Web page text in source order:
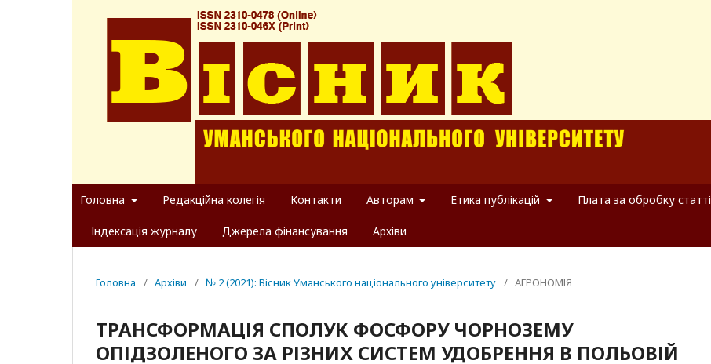
Головна Редакційна колегія Контакти Авторам Етика публікацій Плата за обробку статті
Індексація журналу Джерела фінансування Архіви
Головна / Архіви / № 2 (2021): Вісник Уманського національного університету / АГРОНОМІЯ
ТРАНСФОРМАЦІЯ СПОЛУК ФОСФОРУ ЧОРНОЗЕМУ
ОПІДЗОЛЕНОГО ЗА РІЗНИХ СИСТЕМ УДОБРЕННЯ В ПОЛЬОВІЙ